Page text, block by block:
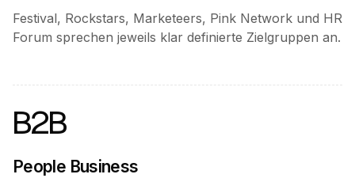
Festival, Rockstars, Marketeers, Pink Network und HR
Forum sprechen jeweils klar definierte Zielgruppen an.
B2B
People Business